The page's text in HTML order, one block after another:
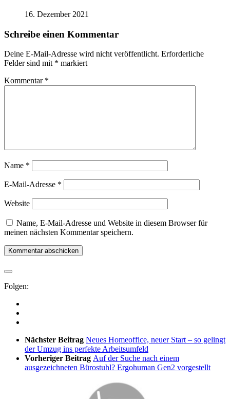
16. Dezember 2021
Schreibe einen Kommentar
Deine E-Mail-Adresse wird nicht veröffentlicht. Erforderliche
Felder sind mit * markiert
Kommentar *
Name *
E-Mail-Adresse *
Website
Name, E-Mail-Adresse und Website in diesem Browser für
meinen nächsten Kommentar speichern.
Folgen:
Nächster Beitrag Neues Homeoffice, neuer Start – so gelingt
der Umzug ins perfekte Arbeitsumfeld
Vorheriger Beitrag Auf der Suche nach einem
ausgezeichneten Bürostuhl? Ergohuman Gen2 vorgestellt